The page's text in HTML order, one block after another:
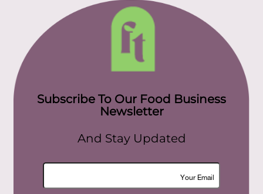
Subscribe To Our Food Business
Newsletter
And Stay Updated